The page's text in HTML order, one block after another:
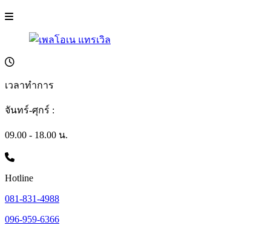
เวลาทำการ
จันทร์-ศุกร์ :
09.00 - 18.00 น.
Hotline
081-831-4988
096-959-6366